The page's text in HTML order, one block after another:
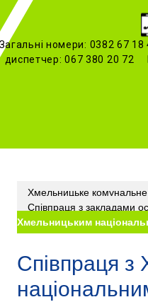
номери: 0382 67
диспетчер: 067 380 20 72
Хмельницьке
Співпраця з закладами
Хмельницьким
Співпраця з